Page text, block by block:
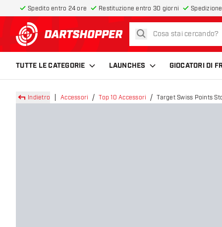
Spedito entro 24 ore Restituzione entro 30 giorni
torna alla home page
cerca
TUTTE LE CATEGORIE LAUNCHES GIOCATORI DI
Indietro Accessori Top 10 Accessori Target Swiss Points